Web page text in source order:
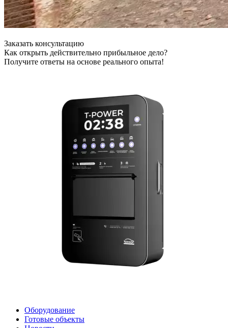
Заказать консультацию
Как открыть действительно прибыльное дело?
Получите ответы на основе реального опыта!
Оборудование
Готовые объекты